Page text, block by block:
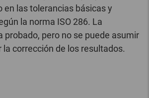
en las tolerancias básicas y
la norma ISO 286. La
probado, pero no se puede asumir
corrección de los resultados.